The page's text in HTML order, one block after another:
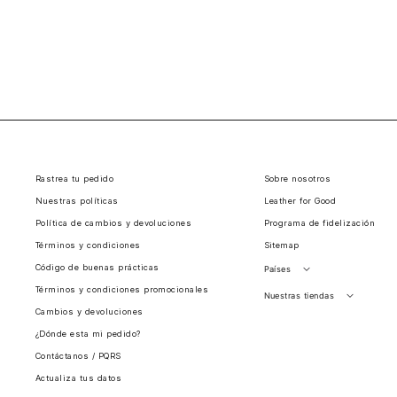
Rastrea tu pedido
Nuestras políticas
Política de cambios y devoluciones
Términos y condiciones
Código de buenas prácticas
Términos y condiciones promocionales
Cambios y devoluciones
¿Dónde esta mi pedido?
Contáctanos / PQRS
Actualiza tus datos
Sobre nosotros
Leather for Good
Programa de fidelización
Sitemap
Países
Perú
Nuestras tiendas